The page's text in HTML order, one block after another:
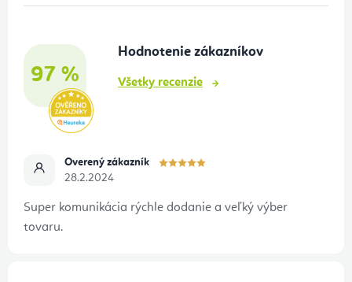
97 %
Hodnotenie zákazníkov
Všetky recenzie
Overený zákazník
28.2.2024
Super komunikácia rýchle dodanie a veľký výber
tovaru.